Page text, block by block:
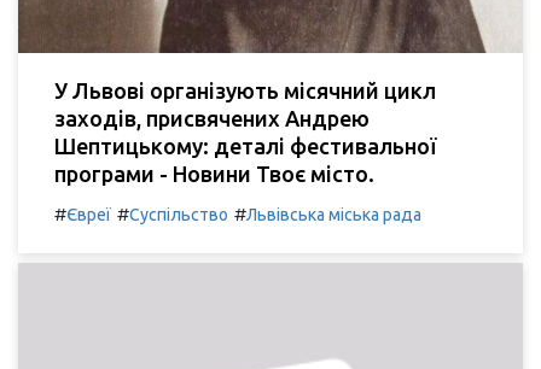
У Львові організують місячний цикл
заходів, присвячених Андрею
Шептицькому: деталі фестивальної
програми - Новини Твоє місто.
#Євреї #Суспільство #Львівська міська рада